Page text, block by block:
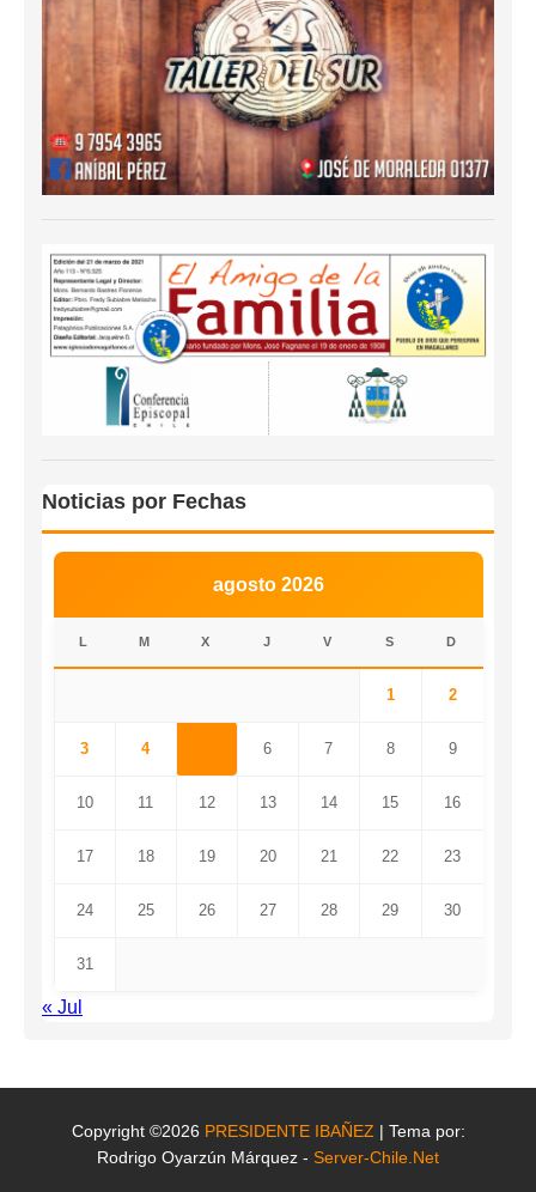
Noticias por Fechas
agosto 2026
L M X J V S D
1 2
3 4 6 7 8 9
10 11 12 13 14 15 16
17 18 19 20 21 22 23
24 25 26 27 28 29 30
31
« Jul
Copyright ©2026 PRESIDENTE IBAÑEZ | Tema por:
Rodrigo Oyarzún Márquez - Server-Chile.Net